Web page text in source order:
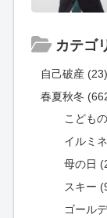
カテゴ
自己破産 (23)
春夏秋冬
こども
イルミ
母の日
スキー
ゴール